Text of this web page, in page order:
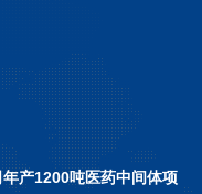
产1200吨医药中间体项